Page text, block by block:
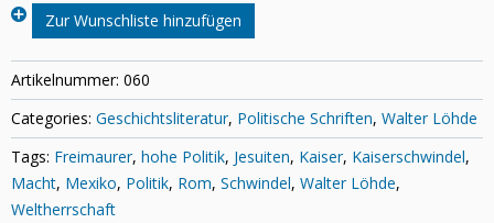
Kaiserschwindel
der
"hohen"
Politik
Menge
Zur Wunschliste hinzufügen
Artikelnummer: 060
Categories: Geschichtsliteratur, Politische Schriften, Walter Löhde
Tags: Freimaurer, hohe Politik, Jesuiten, Kaiser, Kaiserschwindel,
Macht, Mexiko, Politik, Rom, Schwindel, Walter Löhde,
Weltherrschaft